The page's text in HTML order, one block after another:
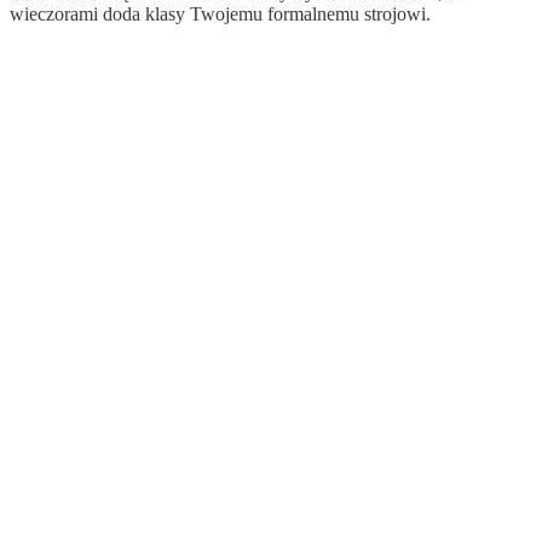
wieczorami doda klasy Twojemu formalnemu strojowi.